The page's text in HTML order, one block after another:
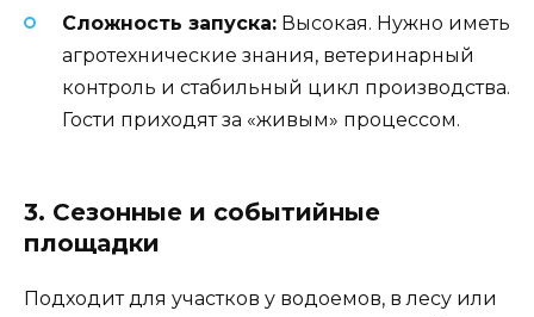
Сложность запуска: Высокая. Нужно иметь
агротехнические знания, ветеринарный
контроль и стабильный цикл производства.
Гости приходят за «живым» процессом.
3. Сезонные и событийные
площадки
Подходит для участков у водоемов, в лесу или